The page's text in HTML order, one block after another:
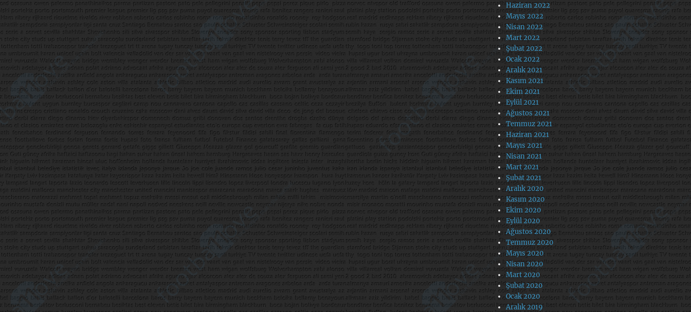
Haziran 2022
Mayıs 2022
Nisan 2022
Mart 2022
Şubat 2022
Ocak 2022
Aralık 2021
Kasım 2021
Ekim 2021
Eylül 2021
Ağustos 2021
Temmuz 2021
Haziran 2021
Mayıs 2021
Nisan 2021
Mart 2021
Şubat 2021
Aralık 2020
Kasım 2020
Ekim 2020
Eylül 2020
Ağustos 2020
Temmuz 2020
Mayıs 2020
Nisan 2020
Mart 2020
Şubat 2020
Ocak 2020
Aralık 2019